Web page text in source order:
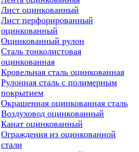
Лист оцинкованный
Лист перфорированный
оцинкованный
Оцинкованный рулон
Сталь тонколистовая
оцинкованная
Кровельная сталь оцинкованная
Рулонная сталь с полимерным
покрытием
Окрашенная оцинкованная сталь
Воздуховод оцинкованный
Канат оцинкованный
Ограждения из оцинкованной
стали